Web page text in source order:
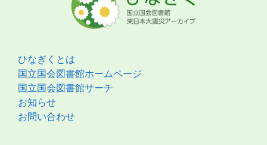
ひなぎくとは
国立国会図書館ホームページ
国立国会図書館サーチ
お知らせ
お問い合わせ